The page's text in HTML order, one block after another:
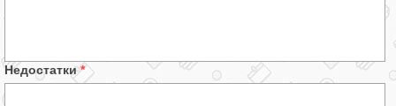
Недостатки*